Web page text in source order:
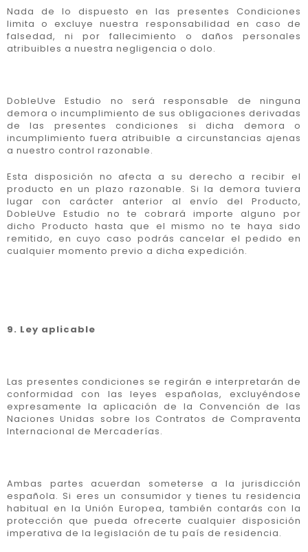
Nada de lo dispuesto en las presentes Condiciones
limita o excluye nuestra responsabilidad en caso de
falsedad, ni por fallecimiento o daños personales
atribuibles a nuestra negligencia o dolo.
DobleUve Estudio no será responsable de ninguna
demora o incumplimiento de sus obligaciones derivadas
de las presentes condiciones si dicha demora o
incumplimiento fuera atribuible a circunstancias ajenas
a nuestro control razonable.
Esta disposición no afecta a su derecho a recibir el
producto en un plazo razonable. Si la demora tuviera
lugar con carácter anterior al envío del Producto,
DobleUve Estudio no te cobrará importe alguno por
dicho Producto hasta que el mismo no te haya sido
remitido, en cuyo caso podrás cancelar el pedido en
cualquier momento previo a dicha expedición.
9. Ley aplicable
Las presentes condiciones se regirán e interpretarán de
conformidad con las leyes españolas, excluyéndose
expresamente la aplicación de la Convención de las
Naciones Unidas sobre los Contratos de Compraventa
Internacional de Mercaderías.
Ambas partes acuerdan someterse a la jurisdicción
española. Si eres un consumidor y tienes tu residencia
habitual en la Unión Europea, también contarás con la
protección que pueda ofrecerte cualquier disposición
imperativa de la legislación de tu país de residencia.